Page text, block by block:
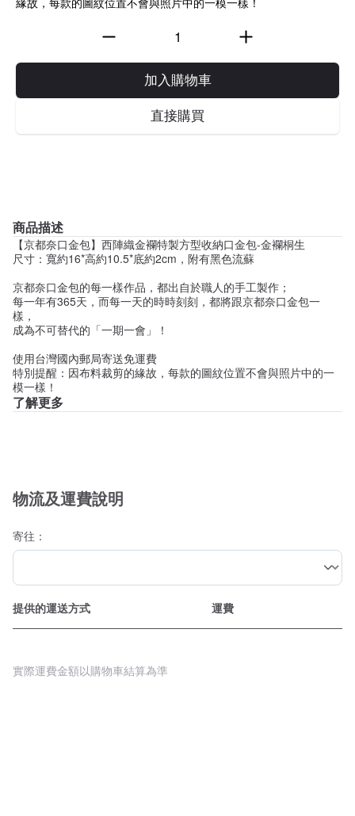
緣故，每款的圖紋位置不會與照片中的一模一樣！
加入購物車
直接購買
商品描述
【京都奈口金包】西陣織金襴特製方型收納口金包-金襴桐生
尺寸：寬約16*高約10.5*底約2cm，附有黑色流蘇
京都奈口金包的每一樣作品，都出自於職人的手工製作；
每一年有365天，而每一天的時時刻刻，都將跟京都奈口金包一
樣，
成為不可替代的「一期一會」！
使用台灣國內郵局寄送免運費
特別提醒：因布料裁剪的緣故，每款的圖紋位置不會與照片中的一
模一樣！
了解更多
物流及運費說明
寄往：
提供的運送方式 運費
實際運費金額以購物車結算為準